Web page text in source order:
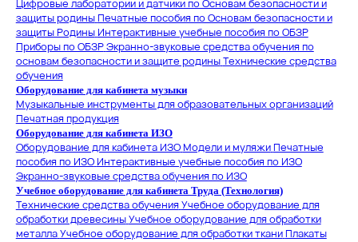
Цифровые лаборатории и датчики по Основам безопасности и
защиты родиныПечатные пособия по Основам безопасности и
защиты Родины Интерактивные учебные пособия по ОБЗР
Приборы по ОБЗРЭкранно-звуковые средства обучения по
основам безопасности и защите родиныТехнические средства
обучения
Оборудование для кабинета музыки
Музыкальные инструменты для образовательных организаций
Печатная продукция
Оборудование для кабинета ИЗО
Оборудование для кабинета ИЗОМодели и муляжиПечатные
пособия по ИЗО Интерактивные учебные пособия по ИЗО
Экранно-звуковые средства обучения по ИЗО
Учебное оборудование для кабинета Труда (Технология)
Технические средства обученияУчебное оборудование для
обработки древесиныУчебное оборудование для обработки
металлаУчебное оборудование для обработки тканиПлакаты